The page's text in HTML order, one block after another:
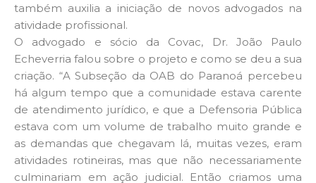
também auxilia a iniciação de novos advogados na
atividade profissional.
O advogado e sócio da Covac, Dr. João Paulo
Echeverria falou sobre o projeto e como se deu a sua
criação. “A Subseção da OAB do Paranoá percebeu
há algum tempo que a comunidade estava carente
de atendimento jurídico, e que a Defensoria Pública
estava com um volume de trabalho muito grande e
as demandas que chegavam lá, muitas vezes, eram
atividades rotineiras, mas que não necessariamente
culminariam em ação judicial. Então criamos uma